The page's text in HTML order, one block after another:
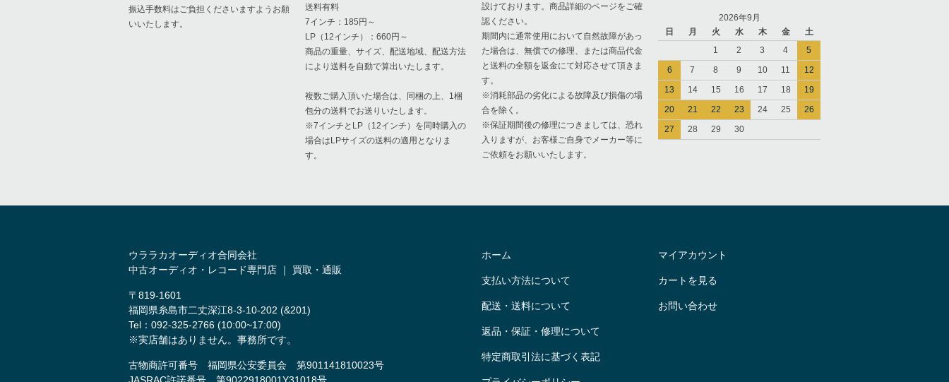
振込手数料はご負担くださいますようお願
いいたします。
送料有料
7インチ：185円～
LP（12インチ）：660円～
商品の重量、サイズ、配送地域、配送方法
により送料を自動で算出いたします。
複数ご購入頂いた場合は、同梱の上、1梱
包分の送料でお送りいたします。
※7インチとLP（12インチ）を同時購入の
場合はLPサイズの送料の適用となりま
す。
設けております。商品詳細のページをご確
認ください。
期間内に通常使用において自然故障があっ
た場合は、無償での修理、または商品代金
と送料の全額を返金にて対応させて頂きま
す。
※消耗部品の劣化による故障及び損傷の場
合を除く。
※保証期間後の修理につきましては、恐れ
入りますが、お客様ご自身でメーカー等に
ご依頼をお願いいたします。
2026年9月
日
月 火 水 木 金
土
1
2 3 4
5
6
7 8 9 10 11
12
13
14 15 16 17 18
19
20
21 22 23 24 25
26
27
28 29 30
ウララカオーディオ合同会社
中古オーディオ・レコード専門店 ｜ 買取・通販
〒819-1601
福岡県糸島市二丈深江8-3-10-202 (&201)
Tel：092-325-2766 (10:00~17:00)
※実店舗はありません。事務所です。
古物商許可番号 福岡県公安委員会 第901141810023号
ホーム
支払い方法について
配送・送料について
返品・保証・修理について
特定商取引法に基づく表記
マイアカウント
カートを見る
お問い合わせ